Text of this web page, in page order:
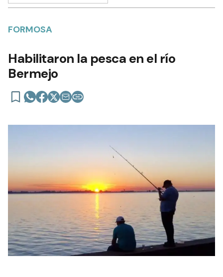
FORMOSA
Habilitaron la pesca en el río
Bermejo